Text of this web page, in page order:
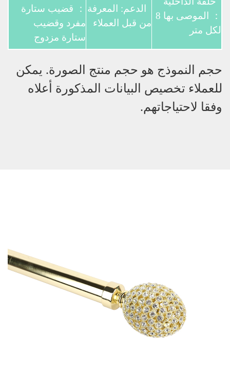
： الموصى بها 8
لكل متر
الدعم: المعرفة
من قبل العملاء
： قضيب ستارة
مفرد وقضيب
ستارة مزدوج
حجم النموذج هو حجم منتج الصورة. يمكن
للعملاء تخصيص البيانات المذكورة أعلاه
وفقا لاحتياجاتهم.